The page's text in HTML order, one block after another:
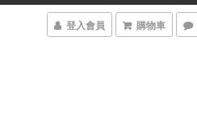
登入會員 購物車